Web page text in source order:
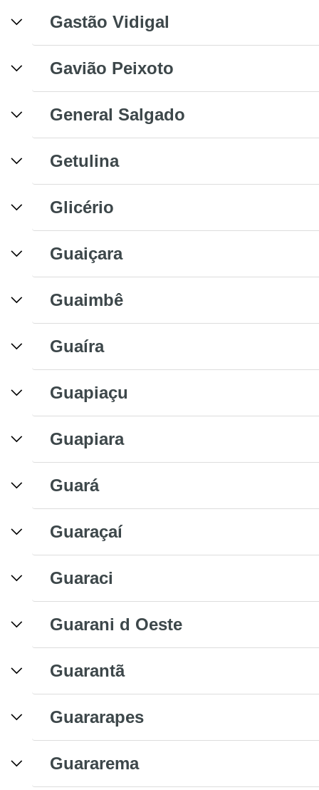
Gastão Vidigal
Gavião Peixoto
General Salgado
Getulina
Glicério
Guaiçara
Guaimbê
Guaíra
Guapiaçu
Guapiara
Guará
Guaraçaí
Guaraci
Guarani d Oeste
Guarantã
Guararapes
Guararema